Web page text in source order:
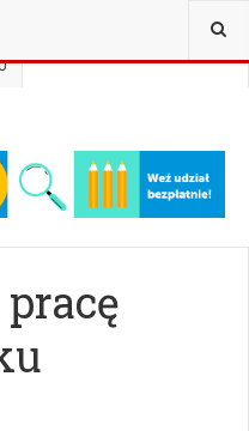
BADANIA